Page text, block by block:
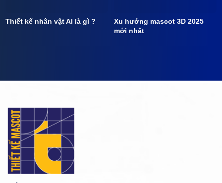
Thiết kế nhân vật AI là gì ?
Xu hướng mascot 3D 2025
mới nhất